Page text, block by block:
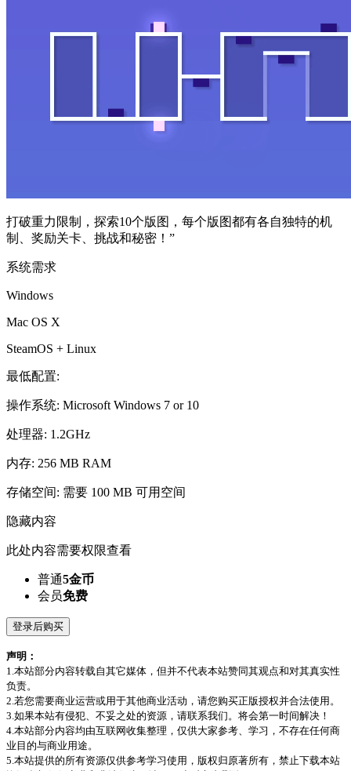
打破重力限制，探索10个版图，每个版图都有各自独特的机
制、奖励关卡、挑战和秘密！”
系统需求
Windows
Mac OS X
SteamOS + Linux
最低配置:
操作系统: Microsoft Windows 7 or 10
处理器: 1.2GHz
内存: 256 MB RAM
存储空间: 需要 100 MB 可用空间
隐藏内容
此处内容需要权限查看
普通5金币
会员免费
登录后购买
声明：
1.本站部分内容转载自其它媒体，但并不代表本站赞同其观点和对其真实性
负责。
2.若您需要商业运营或用于其他商业活动，请您购买正版授权并合法使用。
3.如果本站有侵犯、不妥之处的资源，请联系我们。将会第一时间解决！
4.本站部分内容均由互联网收集整理，仅供大家参考、学习，不存在任何商
业目的与商业用途。
5.本站提供的所有资源仅供参考学习使用，版权归原著所有，禁止下载本站